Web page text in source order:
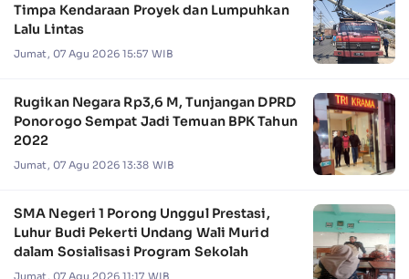
Timpa Kendaraan Proyek dan Lumpuhkan
Lalu Lintas
Jumat, 07 Agu 2026 15:57 WIB
Rugikan Negara Rp3,6 M, Tunjangan DPRD
Ponorogo Sempat Jadi Temuan BPK Tahun
2022
Jumat, 07 Agu 2026 13:38 WIB
SMA Negeri 1 Porong Unggul Prestasi,
Luhur Budi Pekerti Undang Wali Murid
dalam Sosialisasi Program Sekolah